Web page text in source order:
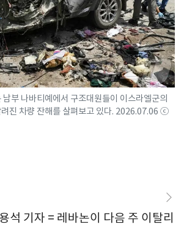
부 나바티예에서 구조대원들이 이스라엘군의
려진 차량 잔해를 살펴보고 있다. 2026.07.06 ⓒ
석 기자 = 레바논이 다음 주 이탈리